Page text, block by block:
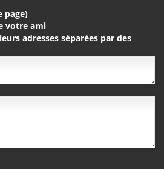
page)
votre ami
adresses séparées par des